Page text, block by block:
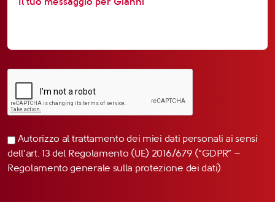
Autorizzo al trattamento dei miei dati personali ai sensi
dell’art. 13 del Regolamento (UE) 2016/679 (“GDPR” –
Regolamento generale sulla protezione dei dati)